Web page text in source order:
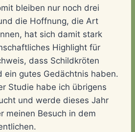
bleiben nur noch drei
die Hoffnung, die Art
hat sich damit stark
Highlight für
dass Schildkröten
ein gutes Gedächtnis haben.
Studie habe ich übrigens
und werde dieses Jahr
meinen Besuch in dem